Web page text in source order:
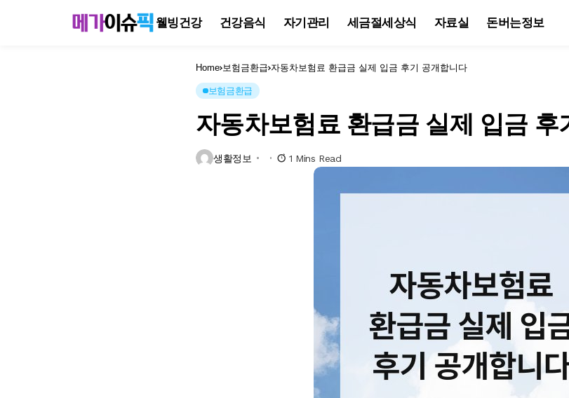
웰빙건강 건강음식 자기관리 세금절세상식 자료실 돈버는정보
Home 보험금환급 자동차보험료 환급금 실제 입금 후기 공개합니다
보험금환급
자동차보험료 환급금 실제 입금 후
생활정보 1 Mins Read